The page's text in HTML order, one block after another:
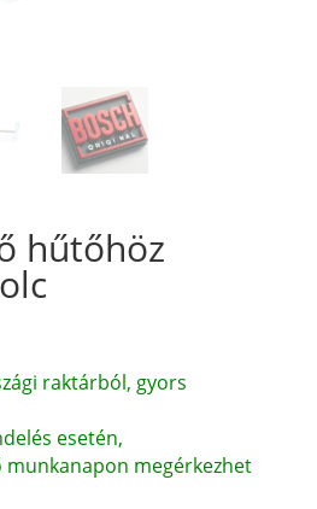
hűtőhöz
raktárból, gyors
esetén,
munkanapon megérkezhet